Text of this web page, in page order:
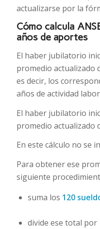
actualizarse por la
Cómo calcula
años de aportes
El haber jubilatorio
promedio actualizado
es decir, los
años de actividad
El haber jubilatorio
promedio actualizado
En este cálculo no se
Para obtener ese
siguiente
suma los 120
divide ese total por